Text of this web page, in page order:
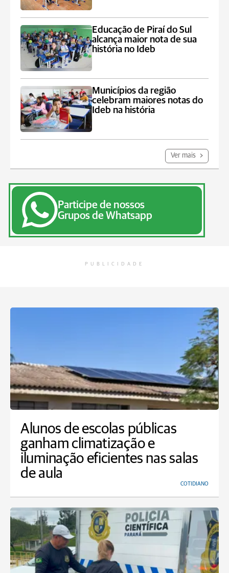
Educação de Piraí do Sul
alcança maior nota de sua
história no Ideb
Municípios da região
celebram maiores notas do
Ideb na história
Ver mais
Participe de nossos
Grupos de Whatsapp
PUBLICIDADE
Alunos de escolas públicas
ganham climatização e
iluminação eficientes nas salas
de aula
COTIDIANO